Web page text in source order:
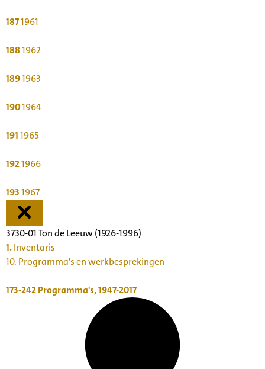
1871961
1881962
1891963
1901964
1911965
1921966
1931967
3730-01 Ton de Leeuw (1926-1996)
1.Inventaris
10. Programma's en werkbesprekingen
173-242Programma's, 1947-2017